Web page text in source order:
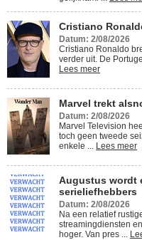
Cristiano
Datum: 2/08/2026
Cristiano Ronaldo
verder uit. De
Lees meer
Marvel trekt
Datum: 2/08/2026
Marvel Television
toch geen tweede
enkele ... Lees meer
Augustus wordt
serieliefhebbers
Datum: 2/08/2026
Na een relatief
streamingdiensten
hoger. Van pres ...